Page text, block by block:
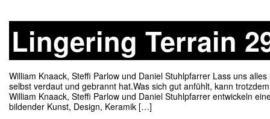
Lingering Terrain
William Knaack, Steffi Parlow und Daniel Stuhlpfarrer Lass uns
selbst verdaut und gebrannt hat.Was sich gut anfühlt, kann
William Knaack, Steffi Parlow und Daniel Stuhlpfarrer entwickeln
bildender Kunst, Design, Keramik […]